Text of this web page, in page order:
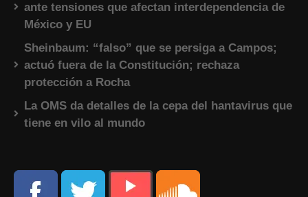
ante tensiones que afectan interdependencia de
México y EU
Sheinbaum: “falso” que se persiga a Campos;
actuó fuera de la Constitución; rechaza
protección a Rocha
La OMS da detalles de la cepa del hantavirus que
tiene en vilo al mundo